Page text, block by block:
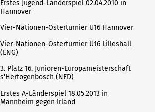
Erstes Jugend-Länderspiel 02.04.2010 in
Hannover
Vier-Nationen-Osterturnier U16 Hannover
Vier-Nationen-Osterturnier U16 Lilleshall
(ENG)
3. Platz 16. Junioren-Europameisterschaft
s'Hertogenbosch (NED)
Erstes A-Länderspiel 18.05.2013 in
Mannheim gegen Irland